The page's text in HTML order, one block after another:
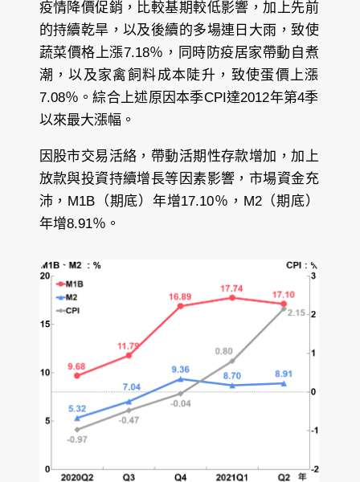
疫情降價促銷，比較基期較低影響，加上先前
的持續乾旱，以及後續的多場連日大雨，致使
蔬菜價格上漲7.18％，同時防疫居家帶動自煮
潮，以及家禽飼料成本陡升，致使蛋價上漲
7.08％。綜合上述原因本季CPI達2012年第4季
以來最大漲幅。
因股市交易活絡，帶動活期性存款增加，加上
放款與投資持續增長等因素影響，市場資金充
沛，M1B（期底）年增17.10％，M2（期底）
年增8.91％。